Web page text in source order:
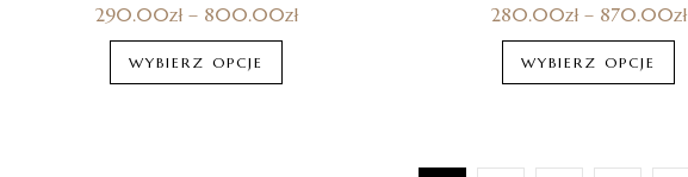
290.00zł – 800.00zł
WYBIERZ OPCJE
280.00zł– 870.00zł
WYBIERZ OPCJE